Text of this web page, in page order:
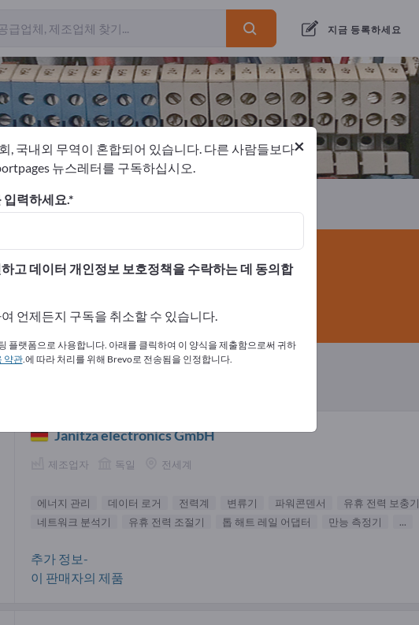
지금 등록하세요
개의 수출 업체5
세요.
체(5)
Janitza electronics GmbH
제조업자 독일 전세계
에너지 관리 데이터 로거 전력계 변류기 파워콘덴서
유휴 전력 보충기
네트워크 분석기
유휴 전력 조절기 톱 해트 레일 어댑터 만능 측정기 ...
추가 정보-
이 판매자의 제품
×
, 국내외 무역이 혼합되어 있습니다. 다른 사람들보다
뉴스레터를 구독하십시오.
입력하세요.
고 데이터 개인정보 보호정책을 수락하는 데 동의합
언제든지 구독을 취소할 수 있습니다.
플랫폼으로 사용합니다. 아래를 클릭하여 이 양식을 제출함으로써 귀하
약관.에 따라 처리를 위해 Brevo로 전송됨을 인정합니다.